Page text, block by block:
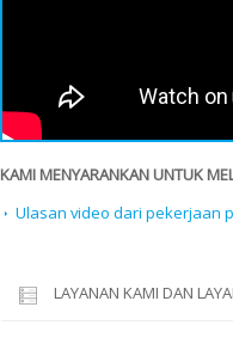
KAMI MENYARANKAN UNTUK
Ulasan video dari pekerjaan
LAYANAN KAMI DAN